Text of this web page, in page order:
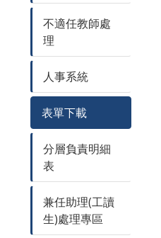
不適任教師處
理
人事系統
表單下載
分層負責明細
表
兼任助理(工讀
生)處理專區